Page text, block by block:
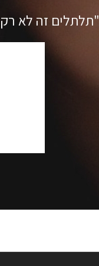
"תלתלים זה לא רק